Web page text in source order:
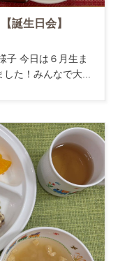
誕生日会】
子 今日は６月生ま
た！みんなで大...